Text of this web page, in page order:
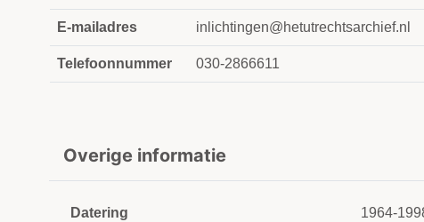
E-mailadres inlichtingen@hetutrechtsarchief.nl
Telefoonnummer 030-2866611
Overige informatie
Datering 1964-